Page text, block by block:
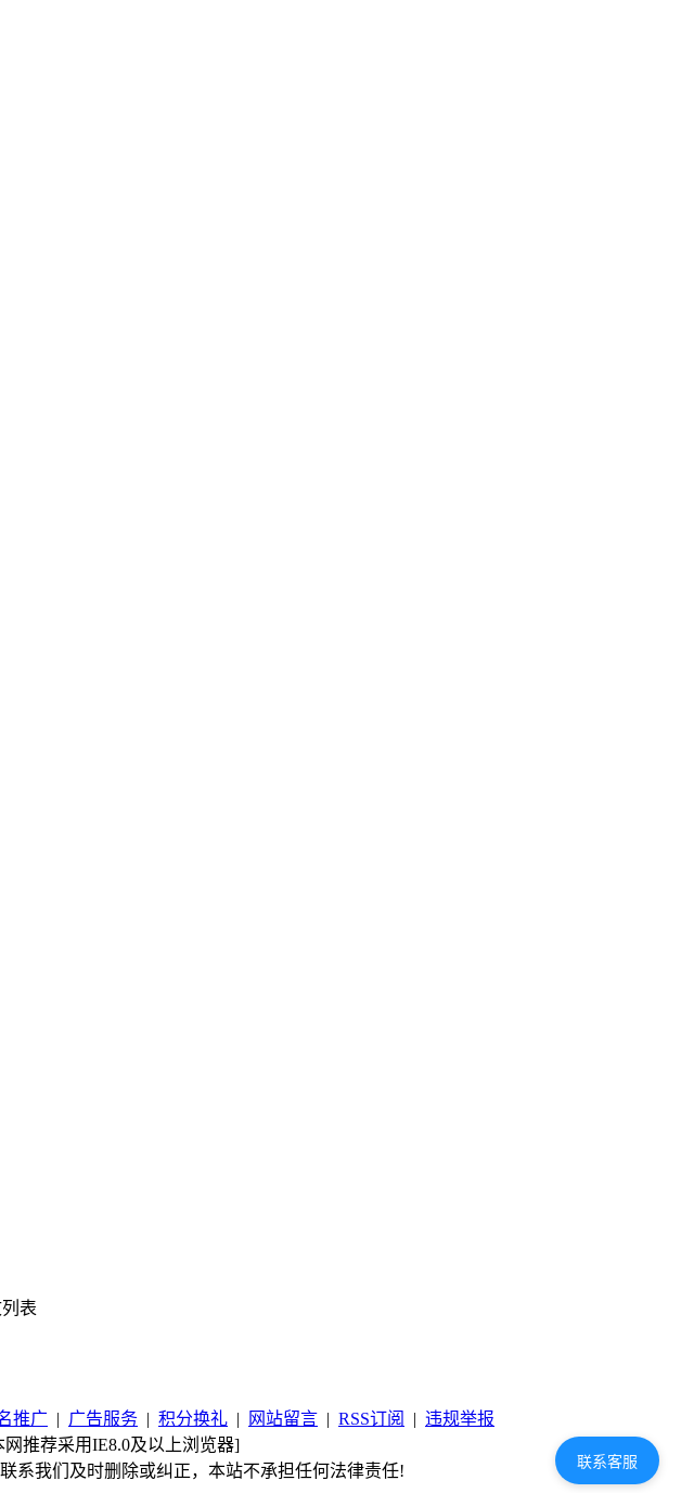
推广 | 广告服务 | 积分换礼 | 网站留言 | RSS订阅 | 违规举报
推荐采用IE8.0及以上浏览器]
系我们及时删除或纠正，本站不承担任何法律责任!
联系客服